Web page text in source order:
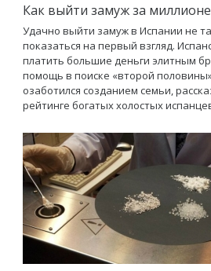
Как выйти замуж за
Удачно выйти замуж в Испании не
показаться на первый взгляд.
платить большие деньги элитным
помощь в поиске «второй
озаботился созданием семьи,
рейтинге богатых холостых